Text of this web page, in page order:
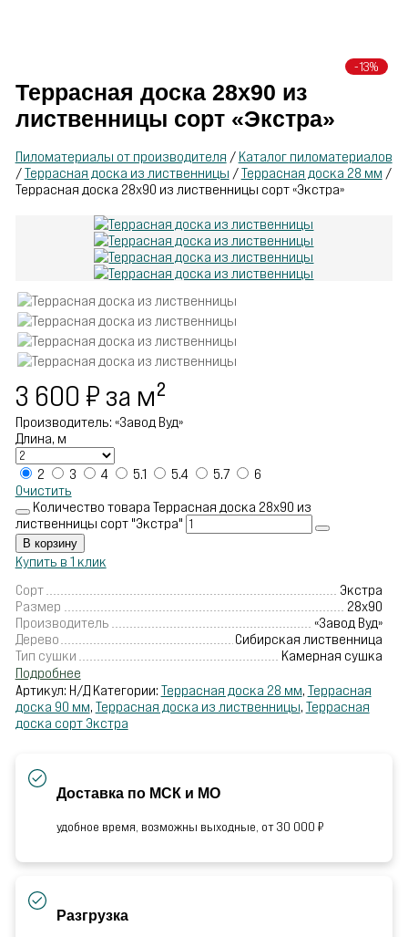
Террасная доска 28х90 из
лиственницы сорт «Экстра»
Пиломатериалы от производителя / Каталог пиломатериалов
/Террасная доска из лиственницы /Террасная доска 28 мм /
Террасная доска 28х90 из лиственницы сорт «Экстра»
3 600 ₽ за м²
Производитель: «Завод Вуд»
Длина, м
2 3 4 5.1 5.4 5.7
6
Очистить
Количество товара Террасная доска 28х90 из
лиственницы сорт "Экстра"
В корзину
Купить в 1 клик
Сорт
Экстра
Размер
28х90
Производитель
«Завод Вуд»
Дерево
Сибирская лиственница
Тип сушки
Камерная сушка
Подробнее
Артикул: Н/Д Категории: Террасная доска 28 мм Террасная
доска 90 мм Террасная доска из лиственницы Террасная
доска сорт Экстра
Доставка по МСК и МО
удобное время, возможны выходные, от 30 000 ₽
Разгрузка
-13%